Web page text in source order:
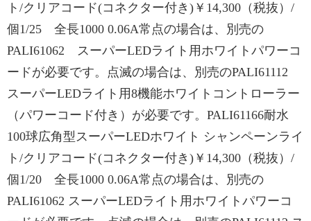
ト/クリアコード(コネクター付き)￥14,300（税抜）/
個1/25 全長1000 0.06A常点の場合は、別売の
PALI61062 スーパーLEDライト用ホワイトパワーコ
ードが必要です。点滅の場合は、別売のPALI61112
スーパーLEDライト用8機能ホワイトコントローラー
（パワーコード付き）が必要です。PALI61166耐水
100球広角型スーパーLEDホワイト シャンペーンライ
ト/クリアコード(コネクター付き)￥14,300（税抜）/
個1/20 全長1000 0.06A常点の場合は、別売の
PALI61062 スーパーLEDライト用ホワイトパワーコ